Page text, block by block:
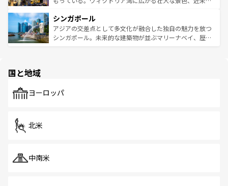
参照してほしい。
激する。気候は一年中温暖で、どの季節にも異なる楽しみ
が待っている。親しみやすいタイの人々、仏教を中心とし
た文化、そして多様な観光資源が、訪れる旅人を魅了し続
み、どこを訪れても感動するはず。観光スポットが密集し
ており、効率よく見どころを回れるのも魅力。息をのむよ
うな絶景から文化的な体験まで、香港を存分に楽しみ尽く
シンガポール
アジアの交差点として多文化が融合した独自の魅力を放つ
シンガポール。未来的な建築物が並ぶマリーナベイ、歴史
で、ホーカーズは地元の風情を楽しめる外せないスポット
国と地域
ヨーロッパ
北米
中南米